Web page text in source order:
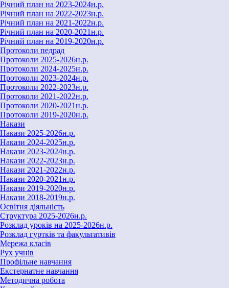
Річний план на 2023-2024н.р.
Річний план на 2022-2023н.р.
Річний план на 2021-2022н.р.
Річний план на 2020-2021н.р.
Річний план на 2019-2020н.р.
Протоколи педрад
Протоколи 2025-2026н.р.
Протоколи 2024-2025н.р.
Протоколи 2023-2024н.р.
Протоколи 2022-2023н.р.
Протоколи 2021-2022н.р.
Протоколи 2020-2021н.р.
Протоколи 2019-2020н.р.
Накази
Накази 2025-2026н.р.
Накази 2024-2025н.р.
Накази 2023-2024н.р.
Накази 2022-2023н.р.
Накази 2021-2022н.р.
Накази 2020-2021н.р.
Накази 2019-2020н.р.
Накази 2018-2019н.р.
Освітня діяльність
Структура 2025-2026н.р.
Розклад уроків на 2025-2026н.р.
Розклад гуртків та факультативів
Мережа класів
Рух учнів
Профільне навчання
Екстернатне навчання
Методична робота